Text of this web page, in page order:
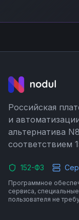
Российская
и
альтернатива
соответствием
152-ФЗ
Программное
сервиса,
пользователя не